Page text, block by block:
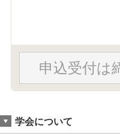
申込受付は
学会について